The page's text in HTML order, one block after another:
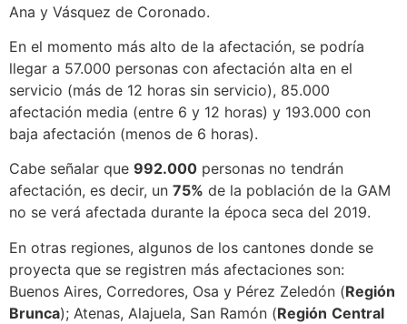
Ana y Vásquez de Coronado.
En el momento más alto de la afectación, se podría
llegar a 57.000 personas con afectación alta en el
servicio (más de 12 horas sin servicio), 85.000
afectación media (entre 6 y 12 horas) y 193.000 con
baja afectación (menos de 6 horas).
Cabe señalar que 992.000 personas no tendrán
afectación, es decir, un 75% de la población de la GAM
no se verá afectada durante la época seca del 2019.
En otras regiones, algunos de los cantones donde se
proyecta que se registren más afectaciones son:
Buenos Aires, Corredores, Osa y Pérez Zeledón (Región
Brunca); Atenas, Alajuela, San Ramón (Región Central